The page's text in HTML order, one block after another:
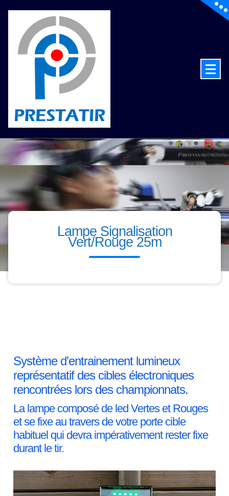
Lampe Signalisation
Vert/rouge 25m
Système d’entrainement lumineux
représentatif des cibles électroniques
rencontrées lors des championnats.
La lampe composé de led Vertes et Rouges
et se fixe au travers de votre porte cible
habituel qui devra impérativement rester fixe
durant le tir.